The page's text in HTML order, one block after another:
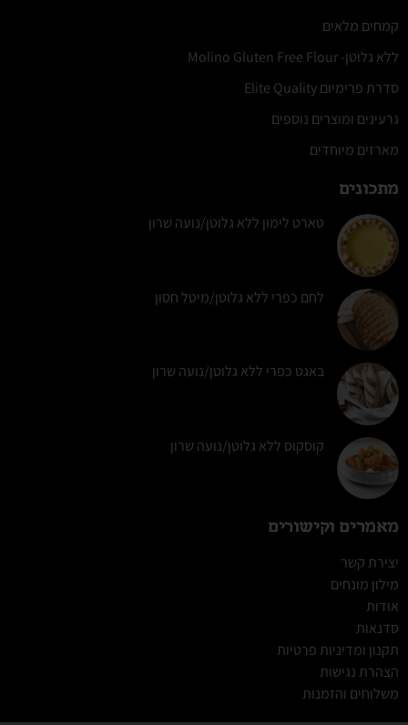
קמחים מלאים
ללא גלוטן- Molino Gluten Free Flour
סדרת פרימיום Elite Quality
גרעינים ומוצרים נוספים
מארזים מיוחדים
מתכונים
טארט לימון ללא גלוטן/נועה שרון
לחם כפרי ללא גלוטן/מיטל חסון
באגט כפרי ללא גלוטן/נועה שרון
קוסקוס ללא גלוטן/נועה שרון
מאמרים וקישורים
יצירת קשר
מילון מונחים
אודות
סדנאות
תקנון ומדיניות פרטיות
הצהרת נגישות
משלוחים והזמנות